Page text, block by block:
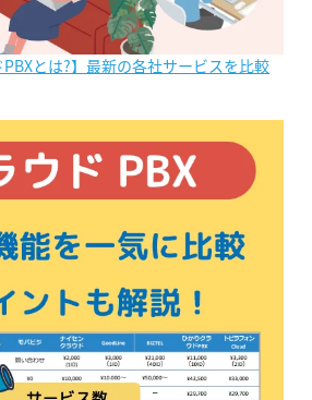
とは?】最新の各社サービスを比較